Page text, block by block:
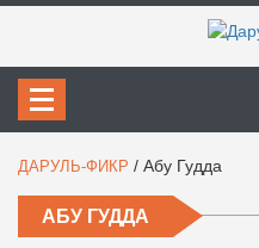
ДАРУЛЬ-ФИКР / Абу Гудда
АБУ ГУДДА